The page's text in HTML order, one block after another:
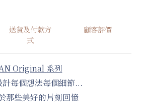
送貨及付款方
式
顧客評價
Original 系列
計每個想法每個細節...
那些美好的片刻回憶